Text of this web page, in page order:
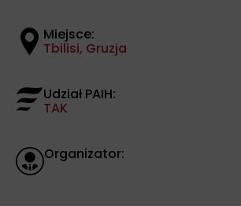
Miejsce:
Tbilisi, Gruzja
Udział PAIH:
TAK
Organizator: